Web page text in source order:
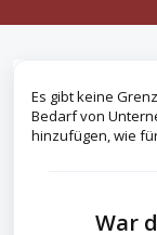
Es gibt keine
Bedarf von
hinzufügen, wie
War